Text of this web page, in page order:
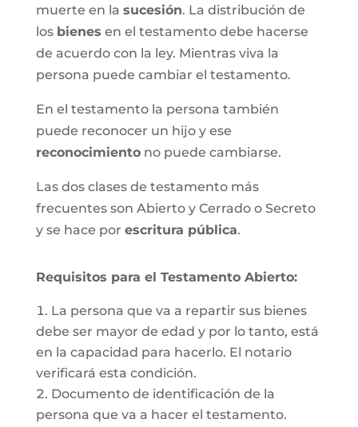
muerte en la sucesión. La distribución de
los bienes en el testamento debe hacerse
de acuerdo con la ley. Mientras viva la
persona puede cambiar el testamento.
En el testamento la persona también
puede reconocer un hijo y ese
reconocimientono puede cambiarse.
Las dos clases de testamento más
frecuentes son Abierto y Cerrado o Secreto
y se hace por escritura pública.
Requisitos para el Testamento Abierto:
La persona que va a repartir sus bienes
debe ser mayor de edad y por lo tanto, está
en la capacidad para hacerlo. El notario
verificará esta condición.
Documento de identificación de la
persona que va a hacer el testamento.